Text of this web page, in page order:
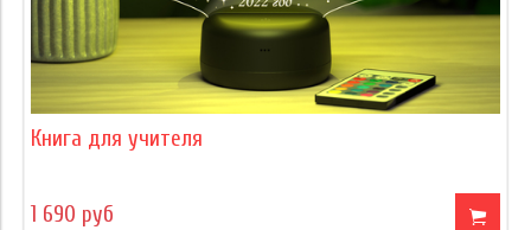
Книга для учителя
1 690 руб